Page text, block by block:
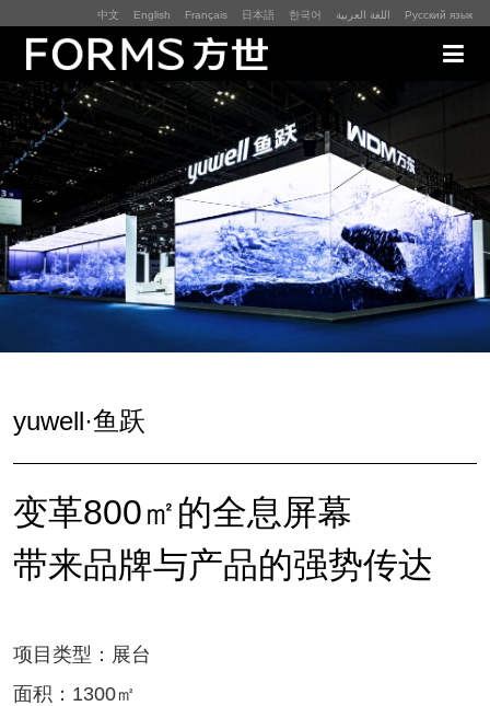
中文 English Français 日本語 한국어 اللغة العربية Русский язык
展厅展馆·EXHIBITION
零售终端与展示道具·SI&POSM
全球展会·EXPO
数字媒体与展项装置·CG&DVICE
首页
yuwell·鱼跃
变革800㎡的全息屏幕
带来品牌与产品的强势传达
项目类型：展台
面积：1300㎡